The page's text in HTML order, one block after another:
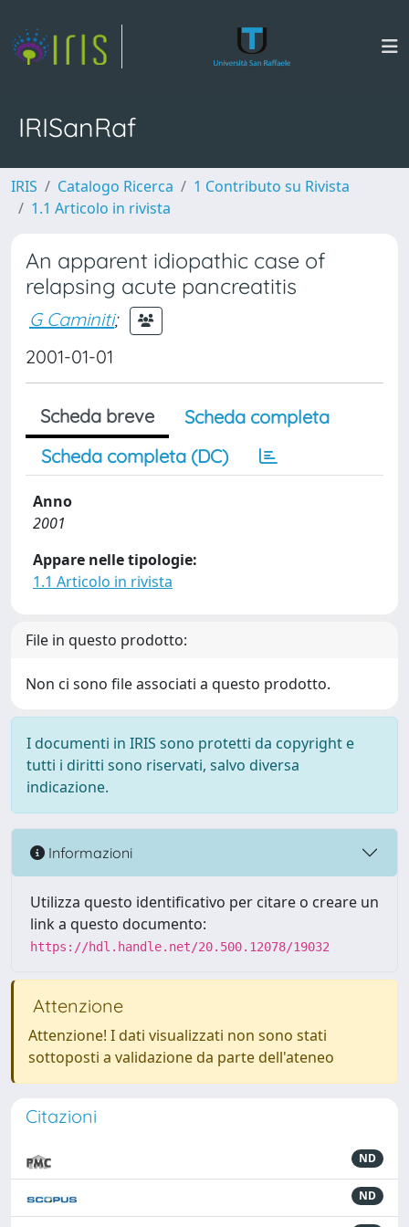
IRISanRaf
IRIS Catalogo Ricerca
1 Contributo su Rivista
1.1 Articolo in rivista
An apparent idiopathic case of
relapsing acute pancreatitis
G Caminiti;
2001-01-01
Scheda breve
Scheda completa
Scheda completa (DC)
Anno
2001
Appare nelle tipologie:
1.1 Articolo in rivista
File in questo prodotto:
Non ci sono file associati a questo prodotto.
I documenti in IRIS sono protetti da copyright e
tutti i diritti sono riservati, salvo diversa
indicazione.
Informazioni
Utilizza questo identificativo per citare o creare un
link a questo documento:
https://hdl.handle.net/20.500.12078/19032
Attenzione
Attenzione! I dati visualizzati non sono stati
sottoposti a validazione da parte dell'ateneo
Citazioni
ND
ND